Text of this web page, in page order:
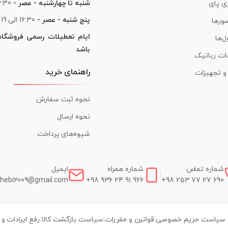
پای
رباتیک
و تجهیزات
شنبه تا چهارشنبه - عصر - 16:30
پنج شنبه - عصر - 16:30 الی 19
ایام تعطیلات رسمی
باشد
راهنمای خرید
نحوه ثبت سفارش
نحوه ارسال
شیوه‌های پرداخت
شماره تماس
+98 253 77 27 690
شماره همراه
+98 936 24 91 966
ایمیل
سیاست حریم خصوصی| قوانین و مقررات سیاست بازگشت کالا رفع ایرادات